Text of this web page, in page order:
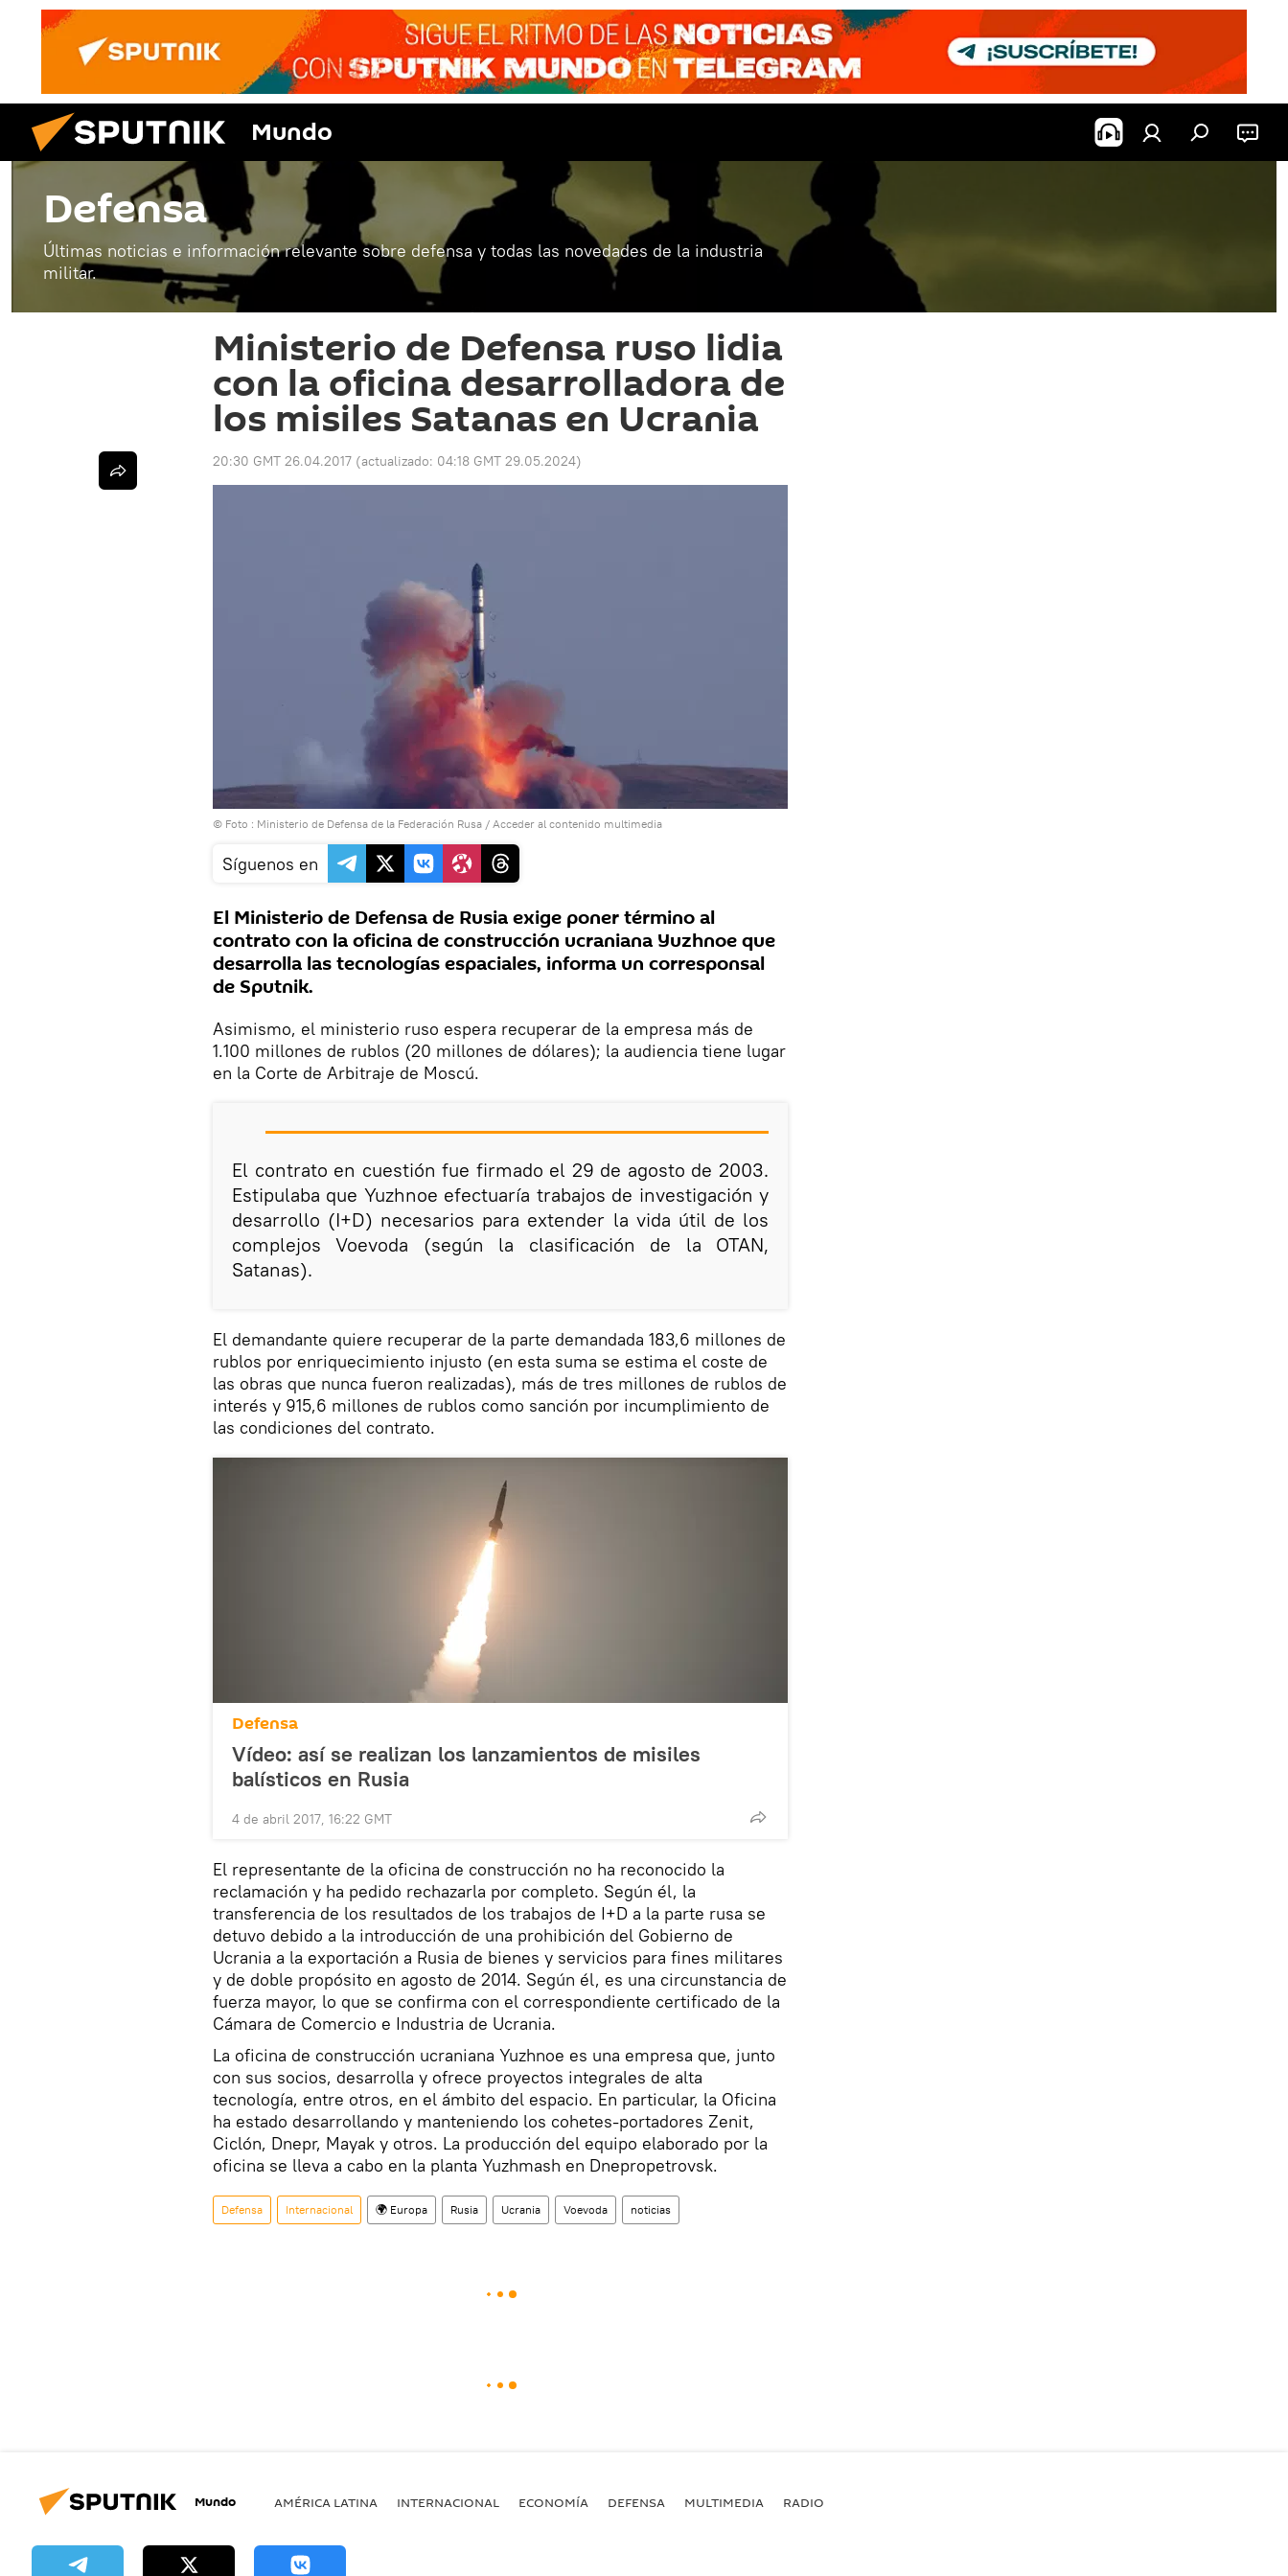
Mundo
Defensa
Últimas noticias e información relevante sobre defensa y todas las novedades de la industria
militar.
Ministerio de Defensa ruso lidia
con la oficina desarrolladora de
los misiles Satanas en Ucrania
20:30 GMT 26.04.2017 (actualizado: 04:18 GMT 29.05.2024)
© Foto : Ministerio de Defensa de la Federación Rusa / Acceder al contenido multimedia
Síguenos en
El Ministerio de Defensa de Rusia exige poner término al
contrato con la oficina de construcción ucraniana Yuzhnoe que
desarrolla las tecnologías espaciales, informa un corresponsal
de Sputnik.
Asimismo, el ministerio ruso espera recuperar de la empresa más de
1.100 millones de rublos (20 millones de dólares); la audiencia tiene lugar
en la Corte de Arbitraje de Moscú.
El contrato en cuestión fue firmado el 29 de agosto de 2003.
Estipulaba que Yuzhnoe efectuaría trabajos de investigación y
desarrollo (I+D) necesarios para extender la vida útil de los
complejos Voevoda (según la clasificación de la OTAN,
Satanas).
El demandante quiere recuperar de la parte demandada 183,6 millones de
rublos por enriquecimiento injusto (en esta suma se estima el coste de
las obras que nunca fueron realizadas), más de tres millones de rublos de
interés y 915,6 millones de rublos como sanción por incumplimiento de
las condiciones del contrato.
Defensa
Vídeo: así se realizan los lanzamientos de misiles
balísticos en Rusia
4 de abril 2017, 16:22 GMT
El representante de la oficina de construcción no ha reconocido la
reclamación y ha pedido rechazarla por completo. Según él, la
transferencia de los resultados de los trabajos de I+D a la parte rusa se
detuvo debido a la introducción de una prohibición del Gobierno de
Ucrania a la exportación a Rusia de bienes y servicios para fines militares
y de doble propósito en agosto de 2014. Según él, es una circunstancia de
fuerza mayor, lo que se confirma con el correspondiente certificado de la
Cámara de Comercio e Industria de Ucrania.
La oficina de construcción ucraniana Yuzhnoe es una empresa que, junto
con sus socios, desarrolla y ofrece proyectos integrales de alta
tecnología, entre otros, en el ámbito del espacio. En particular, la Oficina
ha estado desarrollando y manteniendo los cohetes-portadores Zenit,
Ciclón, Dnepr, Mayak y otros. La producción del equipo elaborado por la
oficina se lleva a cabo en la planta Yuzhmash en Dnepropetrovsk.
Defensa Internacional 🌍 Europa Rusia Ucrania Voevoda noticias
Mundo AMÉRICA LATINA INTERNACIONAL ECONOMÍA DEFENSA MULTIMEDIA RADIO